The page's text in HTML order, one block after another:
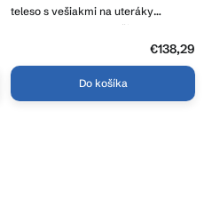
teleso s vešiakmi na uteráky
1405x347 mm, 250 W, čierna, W301-
€138,29
Do košíka